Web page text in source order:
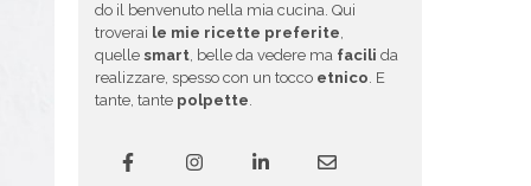
do il benvenuto nella mia cucina. Qui
troverai le mie ricette preferite,
quelle smart, belle da vedere ma facili da
realizzare, spesso con un tocco etnico. E
tante, tante polpette.